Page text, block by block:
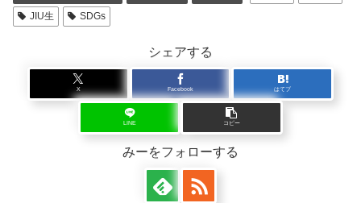
JIU生
SDGs
シェアする
X Facebook はてブ
LINE コピー
みーをフォローする